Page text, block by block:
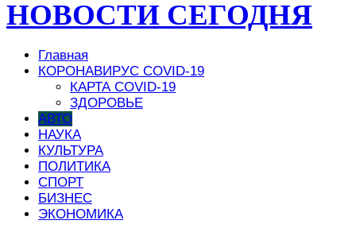
НОВОСТИ СЕГОДНЯ
Главная
КОРОНАВИРУС COVID-19
КАРТА COVID-19
ЗДОРОВЬЕ
АВТО
НАУКА
КУЛЬТУРА
ПОЛИТИКА
СПОРТ
БИЗНЕС
ЭКОНОМИКА